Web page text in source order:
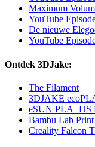
Maximum
YouTube
De nieuwe
YouTube
Ontdek 3DJake:
The Filament
3DJAKE
eSUN PLA+HS
Bambu Lab
Creality Falcon